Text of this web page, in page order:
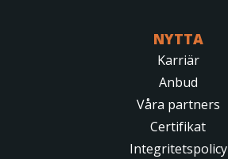
NYTTA
Karriär
Anbud
Våra partners
Certifikat
Integritetspolicy